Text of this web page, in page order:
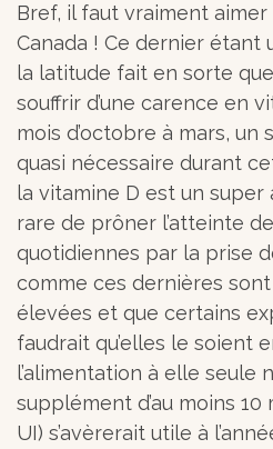
Bref, il faut vraiment aimer
Canada ! Ce dernier étant
la latitude fait en sorte
souffrir d’une carence en
mois d’octobre à mars, un
quasi nécessaire durant
la vitamine D est un
rare de prôner l’atteinte
quotidiennes par la prise
comme ces dernières
élevées et que certains
faudrait qu’elles le soient
l’alimentation à elle seule
supplément d’au moins
UI) s’avèrerait utile à